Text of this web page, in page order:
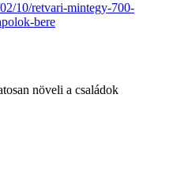
10/retvari-mintegy-700-
bere
növeli a családok